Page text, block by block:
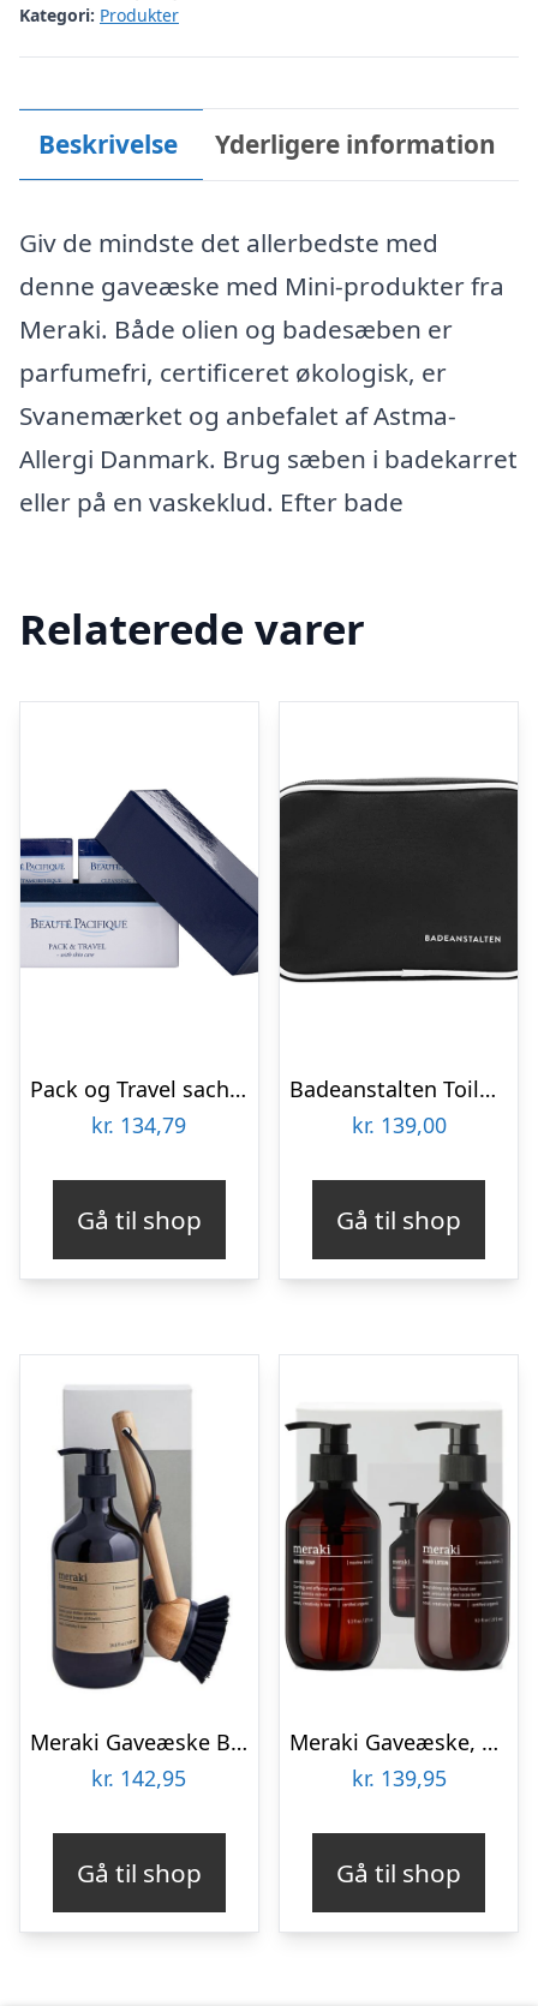
Kategori: Produkter
Beskrivelse Yderligere information
Giv de mindste det allerbedste med
denne gaveæske med Mini-produkter fra
Meraki. Både olien og badesæben er
parfumefri, certificeret økologisk, er
Svanemærket og anbefalet af Astma-
Allergi Danmark. Brug sæben i badekarret
eller på en vaskeklud. Efter bade
Relaterede varer
Pack og Travel sachetter Beauté Pacifique renseskum,øjencreme,dagcreme,body
kr. 134,79
Gå til shop
Badeanstalten Toilettaske
kr. 139,00
Gå til shop
Meraki Gaveæske Blossom Breeze Dish Wash Essentials
kr. 142,95
Gå til shop
Meraki Gaveæske, Meadow bliss, 2 x 275ml.
kr. 139,95
Gå til shop